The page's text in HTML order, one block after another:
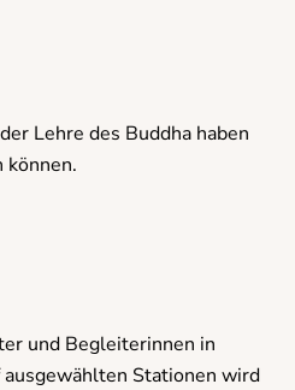
Lehre des Buddha haben
können.
und Begleiterinnen in
Stationen wird